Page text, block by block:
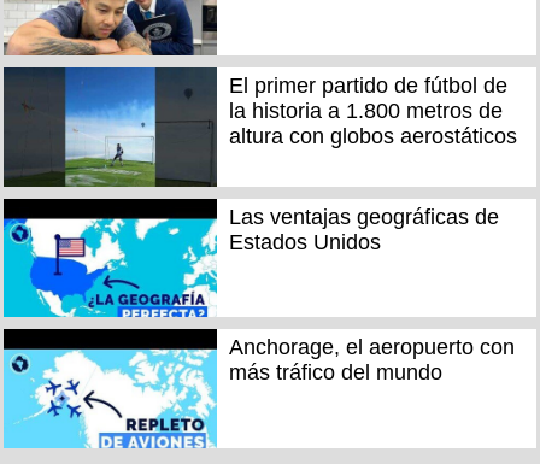
El primer partido de fútbol de
la historia a 1.800 metros de
altura con globos aerostáticos
Las ventajas geográficas de
Estados Unidos
Anchorage, el aeropuerto con
más tráfico del mundo